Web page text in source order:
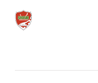
content